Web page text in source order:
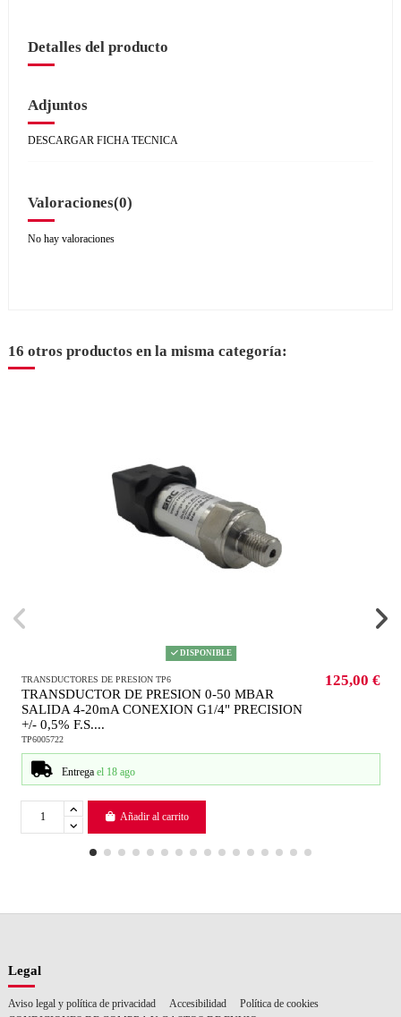
Detalles del producto
Adjuntos
DESCARGAR FICHA TECNICA
Valoraciones(0)
No hay valoraciones
16 otros productos en la misma categoría:
DISPONIBLE
TRANSDUCTORES DE PRESION TP6
TRANSDUCTOR DE PRESION 0-50 MBAR
SALIDA 4-20mA CONEXION G1/4" PRECISION
+/- 0,5% F.S....
TP6005722
125,00 €
Entrega el 18 ago
Añadir al carrito
Legal
Aviso legal y política de privacidad Accesibilidad
Política de cookies